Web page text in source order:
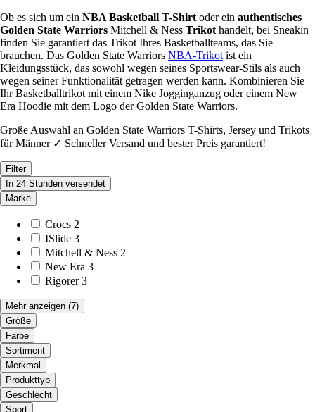
Ob es sich um ein NBA Basketball T-Shirt oder ein authentisches
Golden State Warriors Mitchell & Ness Trikot handelt, bei Sneakin
finden Sie garantiert das Trikot Ihres Basketballteams, das Sie
brauchen. Das Golden State Warriors NBA-Trikot ist ein
Kleidungsstück, das sowohl wegen seines Sportswear-Stils als auch
wegen seiner Funktionalität getragen werden kann. Kombinieren Sie
Ihr Basketballtrikot mit einem Nike Jogginganzug oder einem New
Era Hoodie mit dem Logo der Golden State Warriors.
Große Auswahl an Golden State Warriors T-Shirts, Jersey und Trikots
für Männer ✓ Schneller Versand und bester Preis garantiert!
Filter
In 24 Stunden versendet
Marke
Crocs 2
ISlide 3
Mitchell & Ness 2
New Era 3
Rigorer 3
Mehr anzeigen (7)
Größe
Farbe
Sortiment
Merkmal
Produkttyp
Geschlecht
Sport